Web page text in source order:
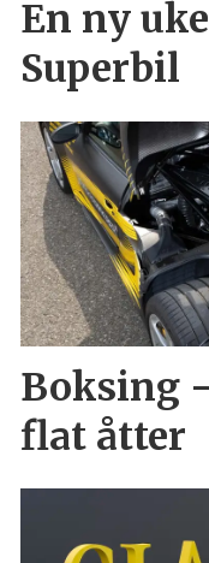
En ny
Superbil
Boksing
flat åtter